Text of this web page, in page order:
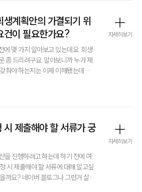
언론보도
공지사항
법률 블로그
법률서식
레터/브로슈어
세미나
륜법률상담예약
생계획안의 가결되기 위
건이 필요한가요?
몇 가지 알아보고 있는데요. 회생
요. 알아보니까 누가 제
춰야 하는지는 이제 이해됐는데 가
서 질문드립니다.
자세히보기
시 제출해야 할 서류가 궁
을 진행하려고 하는데 하기 전에 여
나 그런거 살펴
자세히보기